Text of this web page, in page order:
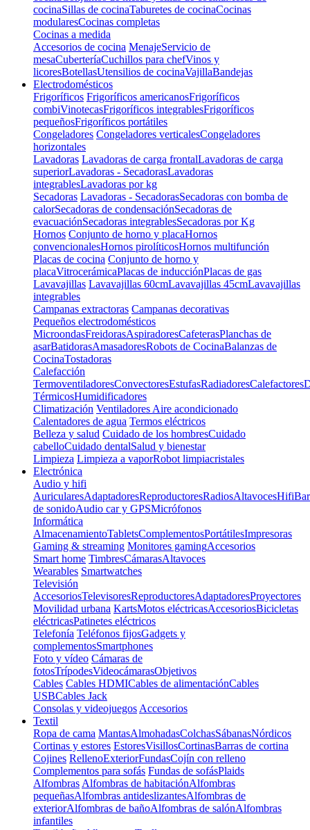
cocinaSillas de cocinaTaburetes de cocinaCocinas
modularesCocinas completas
Cocinas a medida
Accesorios de cocina MenajeServicio de
mesaCuberteríaCuchillos para chefVinos y
licoresBotellasUtensilios de cocinaVajillaBandejas
Electrodomésticos
Frigoríficos Frigoríficos americanosFrigoríficos
combiVinotecasFrigoríficos integrablesFrigoríficos
pequeñosFrigoríficos portátiles
Congeladores Congeladores verticalesCongeladores
horizontales
Lavadoras Lavadoras de carga frontalLavadoras de carga
superiorLavadoras - SecadorasLavadoras
integrablesLavadoras por kg
Secadoras Lavadoras - SecadorasSecadoras con bomba de
calorSecadoras de condensaciónSecadoras de
evacuaciónSecadoras integrablesSecadoras por Kg
Hornos Conjunto de horno y placaHornos
convencionalesHornos pirolíticosHornos multifunción
Placas de cocina Conjunto de horno y
placaVitrocerámicaPlacas de inducciónPlacas de gas
Lavavajillas Lavavajillas 60cmLavavajillas 45cmLavavajillas
integrables
Campanas extractoras Campanas decorativas
Pequeños electrodomésticos
MicroondasFreidorasAspiradoresCafeterasPlanchas de
asarBatidorasAmasadoresRobots de CocinaBalanzas de
CocinaTostadoras
Calefacción
TermoventiladoresConvectoresEstufasRadiadoresCalefactores
TérmicosHumidificadores
Climatización Ventiladores Aire acondicionado
Calentadores de agua Termos eléctricos
Belleza y salud Cuidado de los hombresCuidado
cabelloCuidado dentalSalud y bienestar
Limpieza Limpieza a vaporRobot limpiacristales
Electrónica
Audio y hifi
AuricularesAdaptadoresReproductoresRadiosAltavocesHifi
de sonidoAudio car y GPSMicrófonos
Informática
AlmacenamientoTabletsComplementosPortátilesImpresoras
Gaming & streaming Monitores gamingAccesorios
Smart home TimbresCámarasAltavoces
Wearables Smartwatches
Televisión
AccesoriosTelevisoresReproductoresAdaptadoresProyectores
Movilidad urbana KartsMotos eléctricasAccesoriosBicicletas
eléctricasPatinetes eléctricos
Telefonía Teléfonos fijosGadgets y
complementosSmartphones
Foto y vídeo Cámaras de
fotosTrípodesVideocámarasObjetivos
Cables Cables HDMICables de alimentaciónCables
USBCables Jack
Consolas y videojuegos Accesorios
Textil
Ropa de cama MantasAlmohadasColchasSábanasNórdicos
Cortinas y estores EstoresVisillosCortinasBarras de cortina
Cojines RellenoExteriorFundasCojín con relleno
Complementos para sofás Fundas de sofásPlaids
Alfombras Alfombras de habitaciónAlfombras
pequeñasAlfombras antideslizantesAlfombras de
exteriorAlfombras de bañoAlfombras de salónAlfombras
infantiles